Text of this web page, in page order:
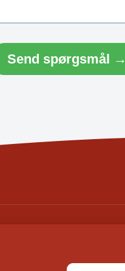
Send spørgsmål →